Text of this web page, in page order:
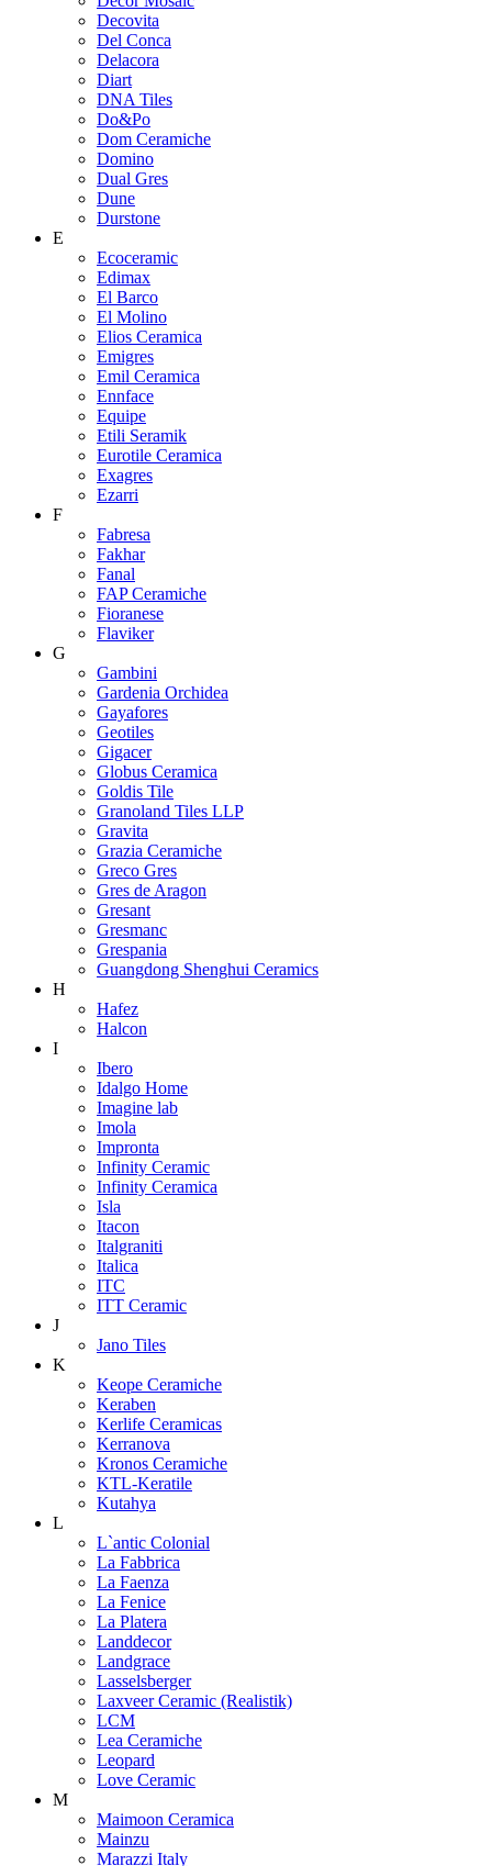
Decovita
Del Conca
Delacora
Diart
DNA Tiles
Do&Po
Dom Ceramiche
Domino
Dual Gres
Dune
Durstone
E
Ecoceramic
Edimax
El Barco
El Molino
Elios Ceramica
Emigres
Emil Ceramica
Ennface
Equipe
Etili Seramik
Eurotile Ceramica
Exagres
Ezarri
F
Fabresa
Fakhar
Fanal
FAP Ceramiche
Fioranese
Flaviker
G
Gambini
Gardenia Orchidea
Gayafores
Geotiles
Gigacer
Globus Ceramica
Goldis Tile
Granoland Tiles LLP
Gravita
Grazia Ceramiche
Greco Gres
Gres de Aragon
Gresant
Gresmanc
Grespania
Guangdong Shenghui Ceramics
H
Hafez
Halcon
I
Ibero
Idalgo Home
Imagine lab
Imola
Impronta
Infinity Ceramic
Infinity Ceramica
Isla
Itacon
Italgraniti
Italica
ITC
ITT Ceramic
J
Jano Tiles
K
Keope Ceramiche
Keraben
Kerlife Ceramicas
Kerranova
Kronos Ceramiche
KTL-Keratile
Kutahya
L
L`antic Colonial
La Fabbrica
La Faenza
La Fenice
La Platera
Landdecor
Landgrace
Lasselsberger
Laxveer Ceramic (Realistik)
LCM
Lea Ceramiche
Leopard
Love Ceramic
M
Maimoon Ceramica
Mainzu
Marazzi Italy